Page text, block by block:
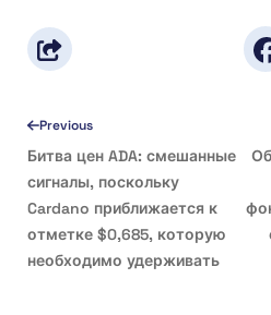
Previous
Битва цен ADA: смешанные
сигналы, поскольку
Cardano приближается к
отметке $0,685, которую
необходимо удерживать